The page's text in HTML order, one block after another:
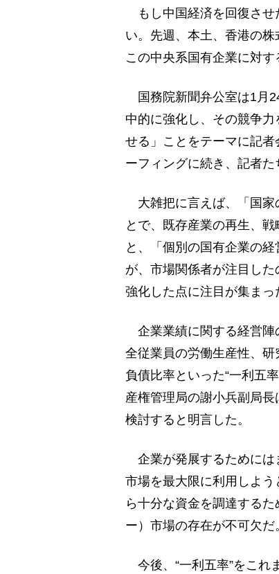
もし中国経済を回復させ
い。先週、本土、香港の株
この中央系国有企業に対す
国務院新聞弁公室は1月
中的に強化し、その競争
せる」ことをテーマに記
ーフィングに続き、記者た
大雑把に言えば、「国家
とで、既存産業の再生、
と、「個別の国有企業の
が、市場関係者が注目し
強化した点に注目が集まっ
企業業績に関する経営陣
全従業員の労働生産性、
負債比率といった“一利五
産権管理局の謝小兵副局長
検討すると明言した。
企業が発展するためには
市場を最大限に利用しよ
ら十分な資金を調達する
ー）市場の存在が不可欠だ
今後、“一利五率”をこれ